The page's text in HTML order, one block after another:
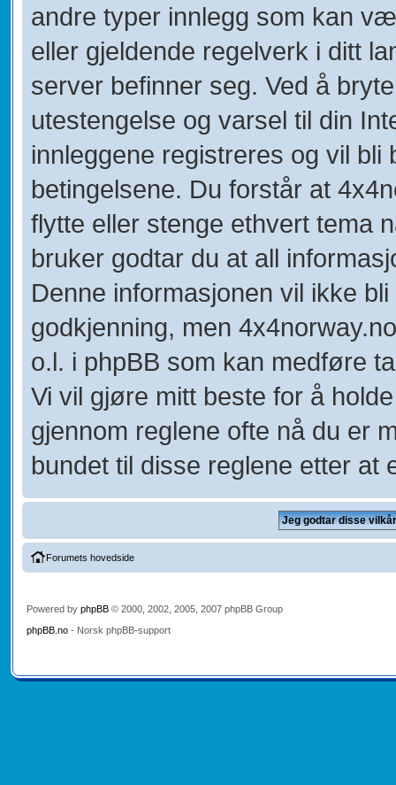
andre typer innlegg som kan
eller gjeldende regelverk i ditt
server befinner seg. Ved å
utestengelse og varsel til din
innleggene registreres og vil
betingelsene. Du forstår at
flytte eller stenge ethvert tema
bruker godtar du at all
Denne informasjonen vil ikke
godkjenning, men
o.l. i phpBB som kan medføre
Vi vil gjøre mitt beste for å
gjennom reglene ofte nå du er
bundet til disse reglene etter at
Forumets hovedside
Powered by phpBB© 2000, 2002, 2005, 2007 phpBB Group
phpBB.no- Norsk phpBB-support